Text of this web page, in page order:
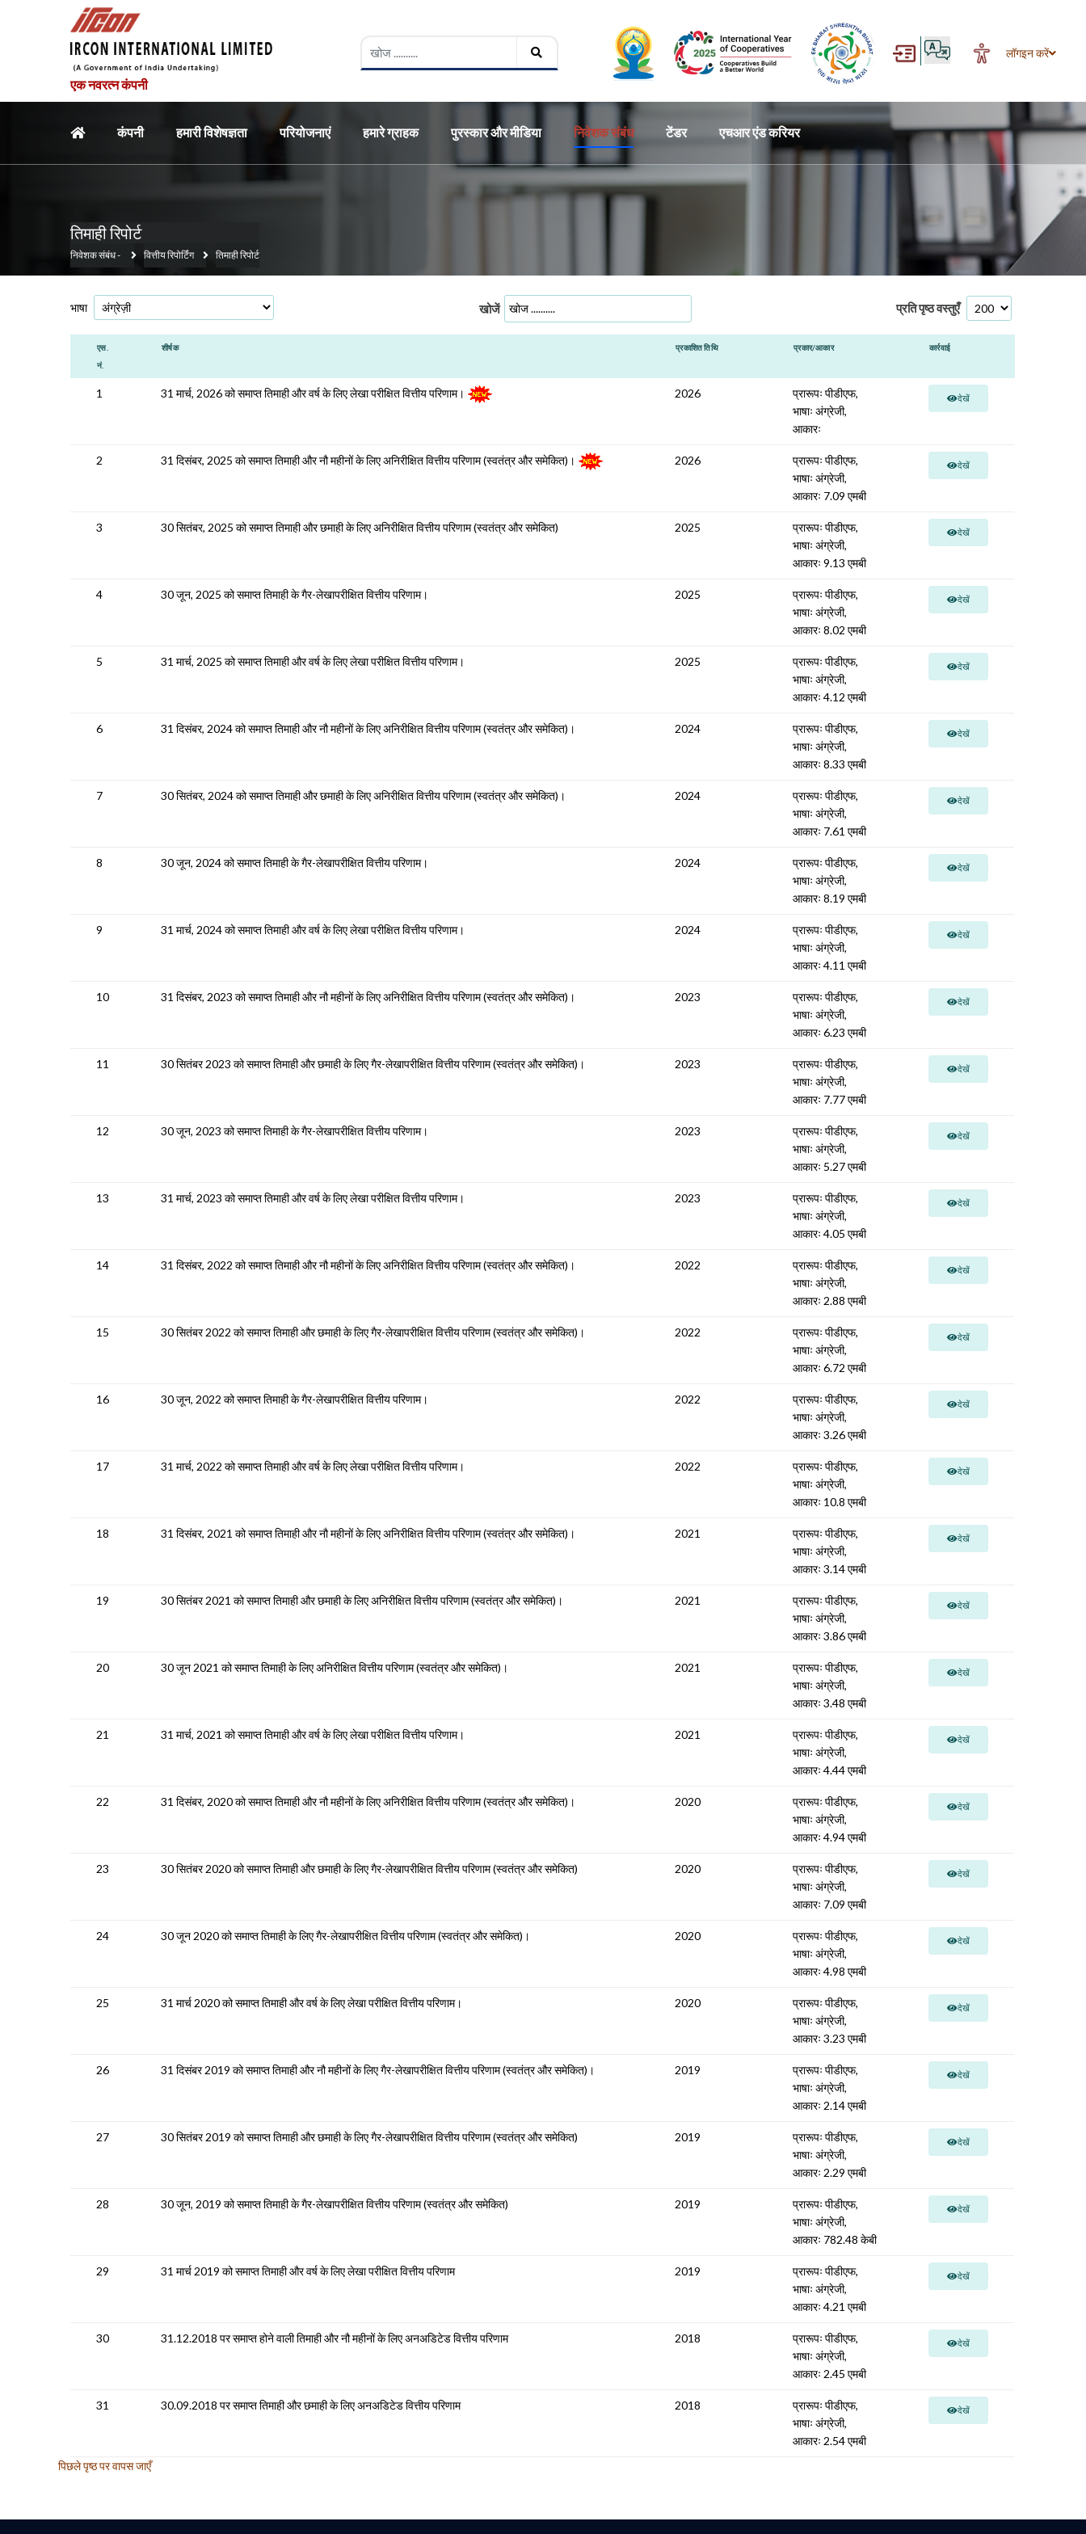
एक नवरत्न कंपनी
लॉगइन करें
कंपनी हमारी विशेषज्ञता परियोजनाएं हमारे ग्राहक पुरस्कार और मीडिया निवेशक संबंध टेंडर एचआर एंड करियर
तिमाही रिपोर्ट
निवेशक संबंध- वित्तीय रिपोर्टिंग तिमाही रिपोर्ट
भाषा खोजें प्रति पृष्ठ वस्तुएँ
एस.
नं.
शीर्षक प्रकाशित तिथि प्रकार/आकार कार्रवाई
1 31 मार्च, 2026 को समाप्त तिमाही और वर्ष के लिए लेखा परीक्षित वित्तीय परिणाम। 2026
प्रारूपः पीडीएफ,
भाषाः अंग्रेजी,
आकारः
देखें
2 31 दिसंबर, 2025 को समाप्त तिमाही और नौ महीनों के लिए अनिरीक्षित वित्तीय परिणाम (स्वतंत्र और समेकित)। 2026
प्रारूपः पीडीएफ,
भाषाः अंग्रेजी,
आकारः 7.09 एमबी
देखें
3 30 सितंबर, 2025 को समाप्त तिमाही और छमाही के लिए अनिरीक्षित वित्तीय परिणाम (स्वतंत्र और समेकित) 2025
प्रारूपः पीडीएफ,
भाषाः अंग्रेजी,
आकारः 9.13 एमबी
देखें
4 30 जून, 2025 को समाप्त तिमाही के गैर-लेखापरीक्षित वित्तीय परिणाम। 2025
प्रारूपः पीडीएफ,
भाषाः अंग्रेजी,
आकारः 8.02 एमबी
देखें
5 31 मार्च, 2025 को समाप्त तिमाही और वर्ष के लिए लेखा परीक्षित वित्तीय परिणाम। 2025
प्रारूपः पीडीएफ,
भाषाः अंग्रेजी,
आकारः 4.12 एमबी
देखें
6 31 दिसंबर, 2024 को समाप्त तिमाही और नौ महीनों के लिए अनिरीक्षित वित्तीय परिणाम (स्वतंत्र और समेकित)। 2024
प्रारूपः पीडीएफ,
भाषाः अंग्रेजी,
आकारः 8.33 एमबी
देखें
7 30 सितंबर, 2024 को समाप्त तिमाही और छमाही के लिए अनिरीक्षित वित्तीय परिणाम (स्वतंत्र और समेकित)। 2024
प्रारूपः पीडीएफ,
भाषाः अंग्रेजी,
आकारः 7.61 एमबी
देखें
8 30 जून, 2024 को समाप्त तिमाही के गैर-लेखापरीक्षित वित्तीय परिणाम। 2024
प्रारूपः पीडीएफ,
भाषाः अंग्रेजी,
आकारः 8.19 एमबी
देखें
9 31 मार्च, 2024 को समाप्त तिमाही और वर्ष के लिए लेखा परीक्षित वित्तीय परिणाम। 2024
प्रारूपः पीडीएफ,
भाषाः अंग्रेजी,
आकारः 4.11 एमबी
देखें
10 31 दिसंबर, 2023 को समाप्त तिमाही और नौ महीनों के लिए अनिरीक्षित वित्तीय परिणाम (स्वतंत्र और समेकित)। 2023
प्रारूपः पीडीएफ,
भाषाः अंग्रेजी,
आकारः 6.23 एमबी
देखें
11 30 सितंबर 2023 को समाप्त तिमाही और छमाही के लिए गैर-लेखापरीक्षित वित्तीय परिणाम (स्वतंत्र और समेकित)। 2023
प्रारूपः पीडीएफ,
भाषाः अंग्रेजी,
आकारः 7.77 एमबी
देखें
12 30 जून, 2023 को समाप्त तिमाही के गैर-लेखापरीक्षित वित्तीय परिणाम। 2023
प्रारूपः पीडीएफ,
भाषाः अंग्रेजी,
आकारः 5.27 एमबी
देखें
13 31 मार्च, 2023 को समाप्त तिमाही और वर्ष के लिए लेखा परीक्षित वित्तीय परिणाम। 2023
प्रारूपः पीडीएफ,
भाषाः अंग्रेजी,
आकारः 4.05 एमबी
देखें
14 31 दिसंबर, 2022 को समाप्त तिमाही और नौ महीनों के लिए अनिरीक्षित वित्तीय परिणाम (स्वतंत्र और समेकित)। 2022
प्रारूपः पीडीएफ,
भाषाः अंग्रेजी,
आकारः 2.88 एमबी
देखें
15 30 सितंबर 2022 को समाप्त तिमाही और छमाही के लिए गैर-लेखापरीक्षित वित्तीय परिणाम (स्वतंत्र और समेकित)। 2022
प्रारूपः पीडीएफ,
भाषाः अंग्रेजी,
आकारः 6.72 एमबी
देखें
16 30 जून, 2022 को समाप्त तिमाही के गैर-लेखापरीक्षित वित्तीय परिणाम। 2022
प्रारूपः पीडीएफ,
भाषाः अंग्रेजी,
आकारः 3.26 एमबी
देखें
17 31 मार्च, 2022 को समाप्त तिमाही और वर्ष के लिए लेखा परीक्षित वित्तीय परिणाम। 2022
प्रारूपः पीडीएफ,
भाषाः अंग्रेजी,
आकारः 10.8 एमबी
देखें
18 31 दिसंबर, 2021 को समाप्त तिमाही और नौ महीनों के लिए अनिरीक्षित वित्तीय परिणाम (स्वतंत्र और समेकित)। 2021
प्रारूपः पीडीएफ,
भाषाः अंग्रेजी,
आकारः 3.14 एमबी
देखें
19 30 सितंबर 2021 को समाप्त तिमाही और छमाही के लिए अनिरीक्षित वित्तीय परिणाम (स्वतंत्र और समेकित)। 2021
प्रारूपः पीडीएफ,
भाषाः अंग्रेजी,
आकारः 3.86 एमबी
देखें
20 30 जून 2021 को समाप्त तिमाही के लिए अनिरीक्षित वित्तीय परिणाम (स्वतंत्र और समेकित)। 2021
प्रारूपः पीडीएफ,
भाषाः अंग्रेजी,
आकारः 3.48 एमबी
देखें
21 31 मार्च, 2021 को समाप्त तिमाही और वर्ष के लिए लेखा परीक्षित वित्तीय परिणाम। 2021
प्रारूपः पीडीएफ,
भाषाः अंग्रेजी,
आकारः 4.44 एमबी
देखें
22 31 दिसंबर, 2020 को समाप्त तिमाही और नौ महीनों के लिए अनिरीक्षित वित्तीय परिणाम (स्वतंत्र और समेकित)। 2020
प्रारूपः पीडीएफ,
भाषाः अंग्रेजी,
आकारः 4.94 एमबी
देखें
23 30 सितंबर 2020 को समाप्त तिमाही और छमाही के लिए गैर-लेखापरीक्षित वित्तीय परिणाम (स्वतंत्र और समेकित) 2020
प्रारूपः पीडीएफ,
भाषाः अंग्रेजी,
आकारः 7.09 एमबी
देखें
24 30 जून 2020 को समाप्त तिमाही के लिए गैर-लेखापरीक्षित वित्तीय परिणाम (स्वतंत्र और समेकित)। 2020
प्रारूपः पीडीएफ,
भाषाः अंग्रेजी,
आकारः 4.98 एमबी
देखें
25 31 मार्च 2020 को समाप्त तिमाही और वर्ष के लिए लेखा परीक्षित वित्तीय परिणाम। 2020
प्रारूपः पीडीएफ,
भाषाः अंग्रेजी,
आकारः 3.23 एमबी
देखें
26 31 दिसंबर 2019 को समाप्त तिमाही और नौ महीनों के लिए गैर-लेखापरीक्षित वित्तीय परिणाम (स्वतंत्र और समेकित)। 2019
प्रारूपः पीडीएफ,
भाषाः अंग्रेजी,
आकारः 2.14 एमबी
देखें
27 30 सितंबर 2019 को समाप्त तिमाही और छमाही के लिए गैर-लेखापरीक्षित वित्तीय परिणाम (स्वतंत्र और समेकित) 2019
प्रारूपः पीडीएफ,
भाषाः अंग्रेजी,
आकारः 2.29 एमबी
देखें
28 30 जून, 2019 को समाप्त तिमाही के गैर-लेखापरीक्षित वित्तीय परिणाम (स्वतंत्र और समेकित) 2019
प्रारूपः पीडीएफ,
भाषाः अंग्रेजी,
आकारः 782.48 केबी
देखें
29 31 मार्च 2019 को समाप्त तिमाही और वर्ष के लिए लेखा परीक्षित वित्तीय परिणाम 2019
प्रारूपः पीडीएफ,
भाषाः अंग्रेजी,
आकारः 4.21 एमबी
देखें
30 31.12.2018 पर समाप्त होने वाली तिमाही और नौ महीनों के लिए अनअडिटेड वित्तीय परिणाम 2018
प्रारूपः पीडीएफ,
भाषाः अंग्रेजी,
आकारः 2.45 एमबी
देखें
31 30.09.2018 पर समाप्त तिमाही और छमाही के लिए अनअडिटेड वित्तीय परिणाम 2018
प्रारूपः पीडीएफ,
भाषाः अंग्रेजी,
आकारः 2.54 एमबी
देखें
पिछले पृष्ठ पर वापस जाएँ